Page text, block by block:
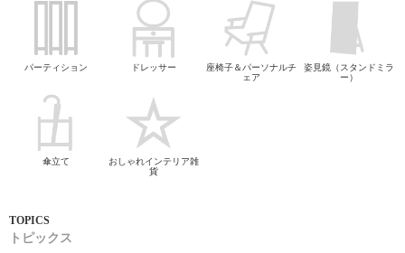
パーティション ドレッサー
座椅子＆パーソナルチ
ェア
姿見鏡（スタンドミラ
ー）
傘立て
おしゃれインテリア雑
貨
トピックス